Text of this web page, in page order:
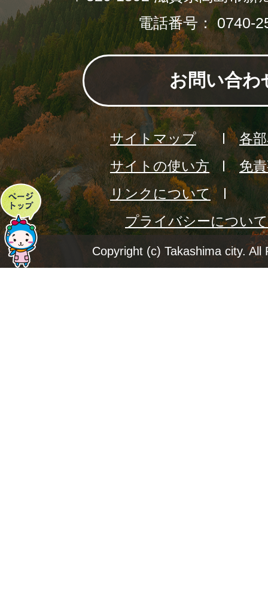
ペ
ー
ジ
電話番号： 0740-
お問い合わ
サイトマップ
各
サイトの使い方
免
リンクについて
プライバシーについて
Copyright (c) Takashima city. All